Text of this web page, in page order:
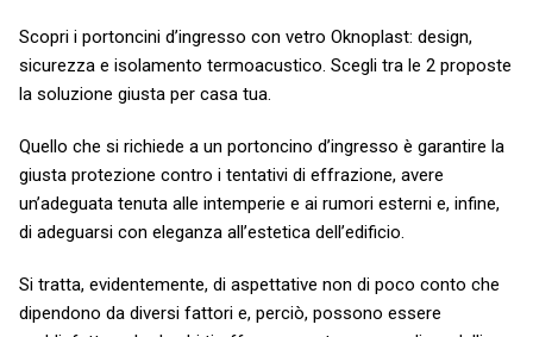
Scopri i portoncini d’ingresso con vetro Oknoplast: design,
sicurezza e isolamento termoacustico. Scegli tra le 2 proposte
la soluzione giusta per casa tua.
Quello che si richiede a un portoncino d’ingresso è garantire la
giusta protezione contro i tentativi di effrazione, avere
un’adeguata tenuta alle intemperie e ai rumori esterni e, infine,
di adeguarsi con eleganza all’estetica dell’edificio.
Si tratta, evidentemente, di aspettative non di poco conto che
dipendono da diversi fattori e, perciò, possono essere